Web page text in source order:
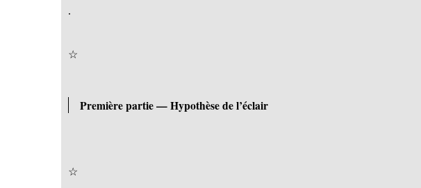
.
☆
Première partie — Hypothèse de l’éclair
☆